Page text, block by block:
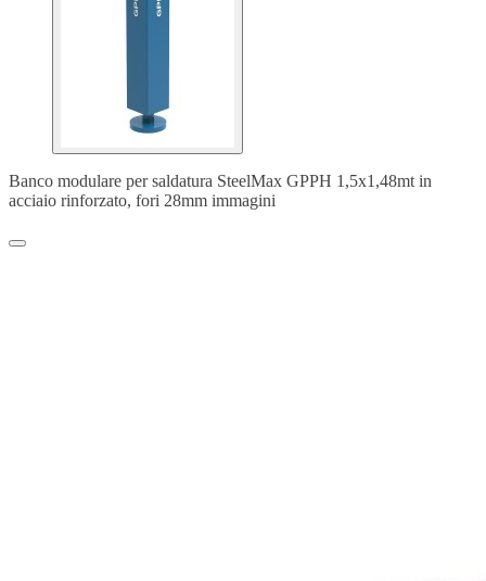
Banco modulare per saldatura SteelMax GPPH 1,5x1,48mt in
acciaio rinforzato, fori 28mm immagini